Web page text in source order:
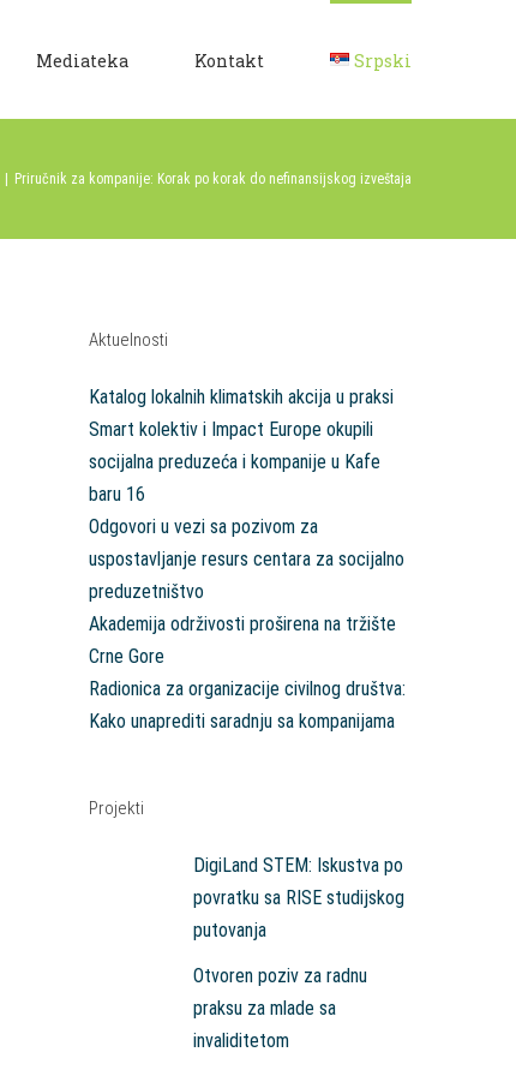
Mediateka Kontakt Srpski
Priručnik za kompanije: Korak po korak do nefinansijskog izveštaja
Aktuelnosti
Katalog lokalnih klimatskih akcija u praksi
Smart kolektiv i Impact Europe okupili
socijalna preduzeća i kompanije u Kafe
baru 16
Odgovori u vezi sa pozivom za
uspostavljanje resurs centara za socijalno
preduzetništvo
Akademija održivosti proširena na tržište
Crne Gore
Radionica za organizacije civilnog društva:
Kako unaprediti saradnju sa kompanijama
Projekti
DigiLand STEM: Iskustva po
povratku sa RISE studijskog
putovanja
Otvoren poziv za radnu
praksu za mlade sa
invaliditetom